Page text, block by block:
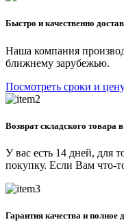
Быстро и качественно
Наша компания
ближнему зарубежью.
Посмотреть сроки и
Возврат складского товара
У вас есть 14 дней, для
покупку. Если Вам что-
Гарантия качества и полное